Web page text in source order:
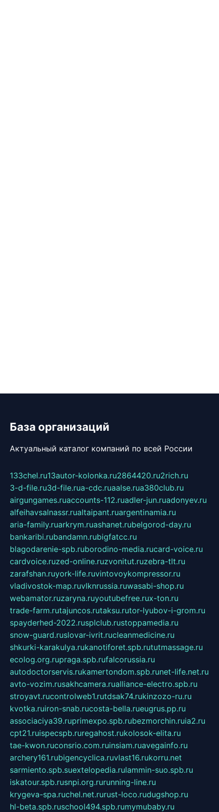
База организаций
Актуальный каталог компаний по всей России
133chel.ru13autor-kolonka.ru2864420.ru2rich.ru
3-d-file.ru3d-file.rua-cdc.ruaalse.rua380club.ru
airgungames.ruaccounts-112.ruadler-jun.ruadonyev.ru
alfeihavsalnassr.rualtaipant.ruargentinamia.ru
aria-family.ruarkrym.ruashanet.rubelgorod-day.ru
bankaribi.rubandamn.rubigfatcc.ru
blagodarenie-spb.ruborodino-media.rucard-voice.ru
cardvoice.ruzed-online.ruzvonitut.ruzebra-tlt.ru
zarafshan.ruyork-life.ruvintovoykompressor.ru
vladivostok-map.ruvlknrussia.ruwasabi-shop.ru
webamator.ruzaryna.ruyoutubefree.rux-ton.ru
trade-farm.rutajuncos.rutaksu.rutor-lyubov-i-grom.ru
spayderhed-2022.rusplclub.rustoppamedia.ru
snow-guard.ruslovar-ivrit.rucleanmedicine.ru
shkurki-karakulya.rukanotiforet.spb.rututmassage.ru
ecolog.org.rupraga.spb.rufalcorussia.ru
autodoctorservis.rukamertondom.spb.runet-life.net.ru
avto-vozim.rusakhcamera.rualliance-electro.spb.ru
stroyavt.rucontrolweb1.rutdsak74.rukinzozo-ru.ru
kvotka.ruiron-snab.rucosta-bella.rueugrus.pp.ru
associaciya39.ruprimexpo.spb.rubezmorchin.ruia2.ru
cpt21.ruispecspb.ruregahost.rukolosok-elita.ru
tae-kwon.ruconsrio.com.ruinsiam.ruavegainfo.ru
archery161.rubigencyclica.ruvlast16.rukorru.net
sarmiento.spb.suextelopedia.rulammin-suo.spb.ru
iskatour.spb.rusnpi.org.rurunning-line.ru
krygeva-spa.ruchel.net.rurust-loco.rudugshop.ru
hl-beta.spb.ruschool494.spb.rumymubaby.ru